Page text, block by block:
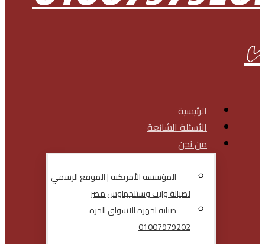
الرئيسية
الأسئلة الشائعة
من نحن
المؤسسة الأمريكية | الموقع الرسمي
لصيانة وايت وستنجهاوس مصر
صيانة اجهزة الاسواق الحرة
01007979202